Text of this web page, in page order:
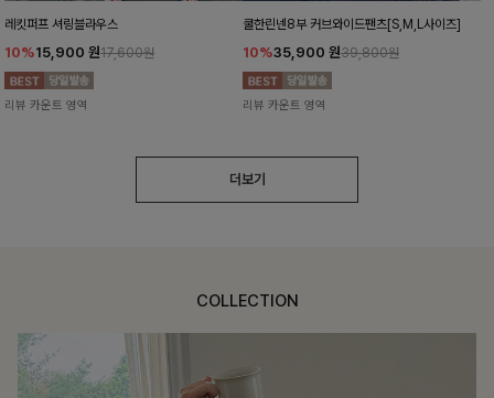
레킷퍼프 셔링블라우스
10%15,900 원17,600원
리뷰 카운트 영역
쿨한린넨8부 커브와이드팬츠[S,M,L사이즈]
10%35,900 원39,800원
리뷰 카운트 영역
더보기
COLLECTION
가장 쉬운 코디